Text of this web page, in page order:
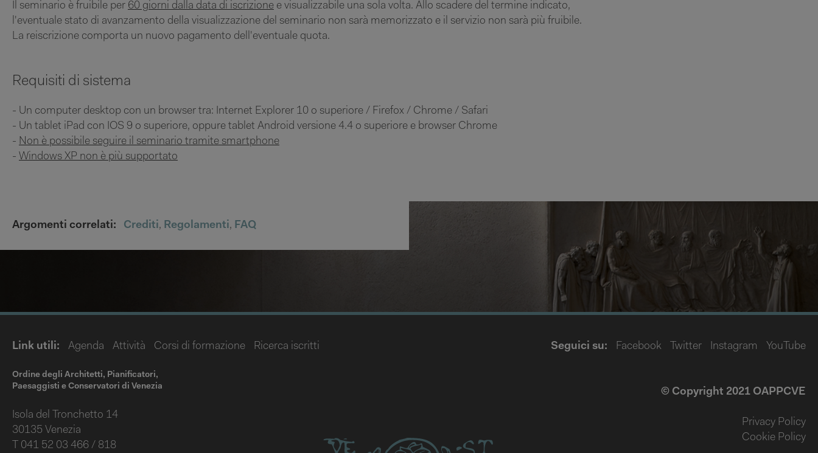
Il seminario è fruibile per 60 giorni dalla data di iscrizione e visualizzabile una sola volta. Allo scadere del termine indicato,
l'eventuale stato di avanzamento della visualizzazione del seminario non sarà memorizzato e il servizio non sarà più fruibile.
La reiscrizione comporta un nuovo pagamento dell'eventuale quota.
Requisiti di sistema
- Un computer desktop con un browser tra: Internet Explorer 10 o superiore / Firefox / Chrome / Safari
- Un tablet iPad con IOS 9 o superiore, oppure tablet Android versione 4.4 o superiore e browser Chrome
- Non è possibile seguire il seminario tramite smartphone
- Windows XP non è più supportato
Argomenti correlati: Crediti, Regolamenti, FAQ
Link utili: Agenda Attività Corsi di formazione Ricerca iscritti
Ordine degli Architetti, Pianificatori,
Paesaggisti e Conservatori di Venezia
Isola del Tronchetto 14
30135 Venezia
T 041 52 03 466 / 818
Seguici su: Facebook Twitter Instagram YouTube
© Copyright 2021 OAPPCVE
Privacy Policy
Cookie Policy